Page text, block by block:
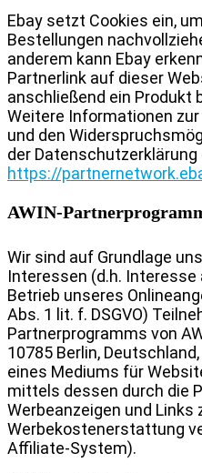
Ebay setzt Cookies ein,
Bestellungen
anderem kann Ebay
Partnerlink auf dieser
anschließend ein Produkt
Weitere Informationen
und den
der
https://
AWIN-
Wir sind auf Grundlage
Interessen (d.h.
Betrieb unseres
Abs. 1 lit. f. DSGVO)
Partnerprogramms von
10785 Berlin,
eines Mediums für
mittels dessen durch die
Werbeanzeigen und Links
Werbekostenerstattung
Affiliate-System).